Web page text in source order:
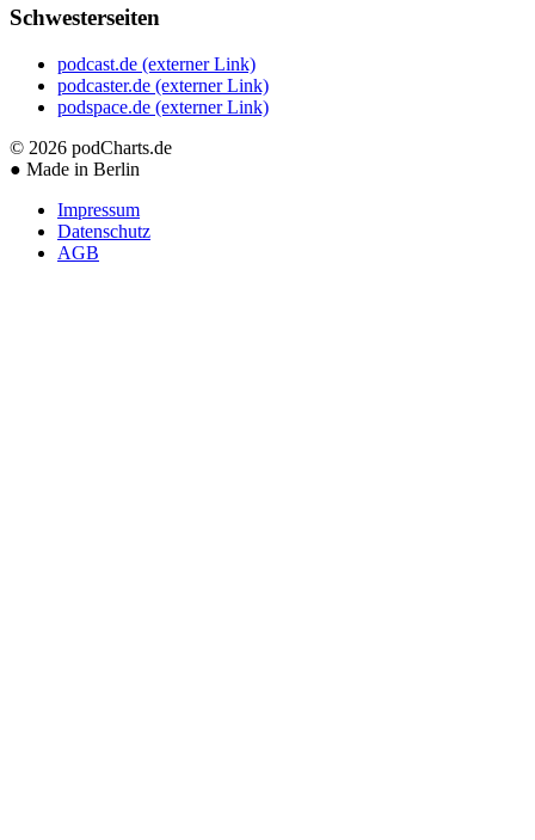
Schwesterseiten
podcast.de (externer Link)
podcaster.de (externer Link)
podspace.de (externer Link)
© 2026 podCharts.de
● Made in Berlin
Impressum
Datenschutz
AGB